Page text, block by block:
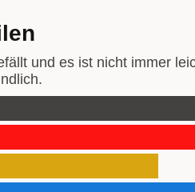
und es ist nicht immer